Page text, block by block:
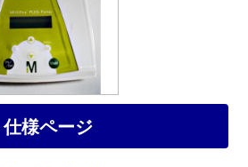
仕様ページ